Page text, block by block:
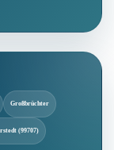
Großbrüchter
(99707)